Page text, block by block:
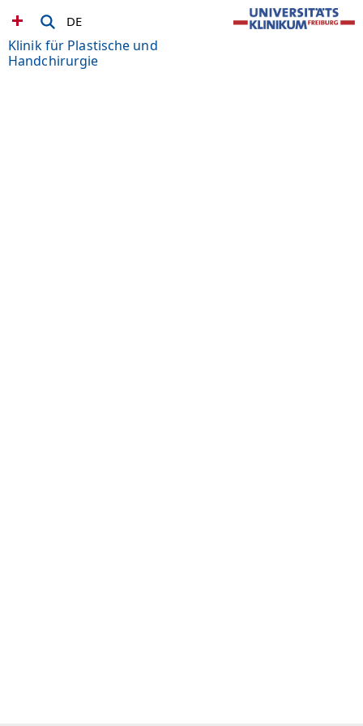
DE
Klinik für Plastische und
Handchirurgie